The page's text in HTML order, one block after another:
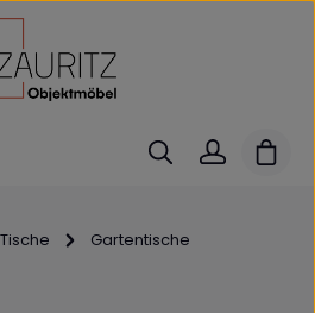
Tische Gartentische